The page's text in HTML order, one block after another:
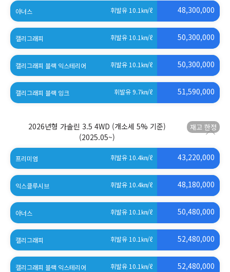
아너스 휘발유 10.1 ㎞/ℓ 48,300,000
캘리그래피 휘발유 10.1 ㎞/ℓ 50,300,000
캘리그래피 블랙 익스테리어 휘발유 10.1 ㎞/ℓ 50,300,000
캘리그래피 블랙 잉크 휘발유 9.7㎞/ℓ 51,590,000
2026년형 가솔린 3.5 4WD (개소세 5% 기준)
(2025.05~)
프리미엄 휘발유 10.4㎞/ℓ 43,220,000
익스클루시브 휘발유 10.4㎞/ℓ 48,180,000
아너스 휘발유 10.1 ㎞/ℓ 50,480,000
캘리그래피 휘발유 10.1 ㎞/ℓ 52,480,000
캘리그래피 블랙 익스테리어 휘발유 10.1 ㎞/ℓ 52,480,000